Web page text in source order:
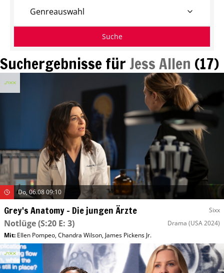
Suchergebnisse für Jess Allen (17)
Do, 06.08 09:10
Grey's Anatomy – Die jungen Ärzte Sixx
Notlüge(S:20 E: 3) Drama (USA 2024)
Mit: Ellen Pompeo,Chandra Wilson, James Pickens Jr.
Genreauswahl
Suche